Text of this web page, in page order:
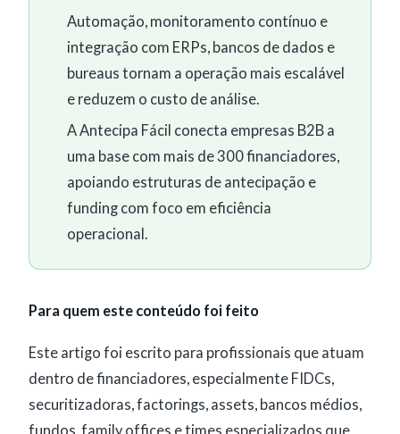
Automação, monitoramento contínuo e
integração com ERPs, bancos de dados e
bureaus tornam a operação mais escalável
e reduzem o custo de análise.
A Antecipa Fácil conecta empresas B2B a
uma base com mais de 300 financiadores,
apoiando estruturas de antecipação e
funding com foco em eficiência
operacional.
Para quem este conteúdo foi feito
Este artigo foi escrito para profissionais que atuam
dentro de financiadores, especialmente FIDCs,
securitizadoras, factorings, assets, bancos médios,